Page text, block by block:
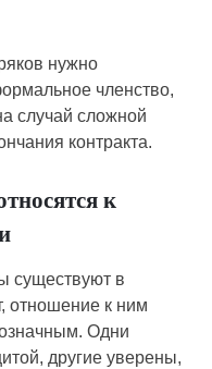
нужно
членство,
случай сложной
контракта.
к
существуют в
отношение к ним
Одни
другие уверены,